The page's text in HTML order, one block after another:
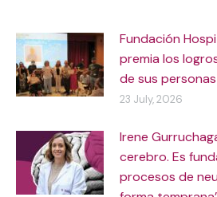
Fundación
premia los
de sus
23 July, 2026
Irene
cerebro. Es
procesos de